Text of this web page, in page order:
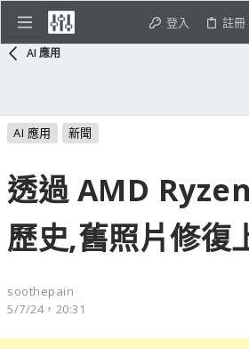
登入 註冊
AI 應用
AI 應用 新聞
透過 AMD
歷史,舊照片修復
soothepain
5/7/24，20:31